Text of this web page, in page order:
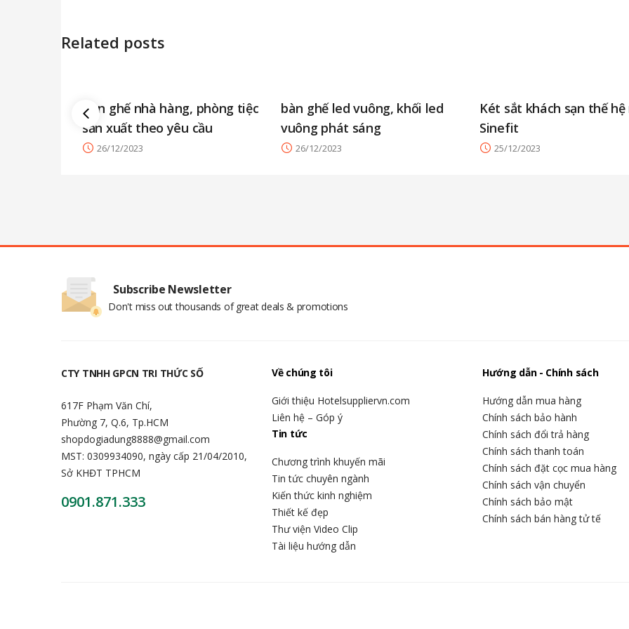
Related posts
Bàn ghế nhà hàng, phòng tiệc
sản xuất theo yêu cầu
26/12/2023
bàn ghế led vuông, khối led
vuông phát sáng
26/12/2023
Két sắt khách sạn thế
Sinefit
25/12/2023
Subscribe Newsletter
Don't miss out thousands of great deals & promotions
CTY TNHH GPCN TRI THỨC SỐ
617F Phạm Văn Chí,
Phường 7, Q.6, Tp.HCM
shopdogiadung8888@gmail.com
MST: 0309934090, ngày cấp 21/04/2010,
Sở KHĐT TPHCM
0901.871.333
Về chúng tôi
Giới thiệu Hotelsuppliervn.com
Liên hệ – Góp ý
Tin tức
Chương trình khuyến mãi
Tin tức chuyên ngành
Kiến thức kinh nghiệm
Thiết kế đẹp
Thư viện Video Clip
Tài liệu hướng dẫn
Hướng dẫn - Chính sách
Hướng dẫn mua hàng
Chính sách bảo hành
Chính sách đổi trả hàng
Chính sách thanh toán
Chính sách đặt cọc mua hàng
Chính sách vận chuyển
Chính sách bảo mật
Chính sách bán hàng tử tế